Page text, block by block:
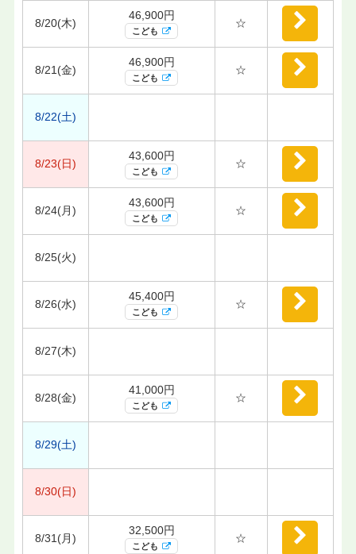
8/20(木)
46,900円
こども
☆
8/21(金)
46,900円
こども
☆
8/22(土)
8/23(日)
43,600円
こども
☆
8/24(月)
43,600円
こども
☆
8/25(火)
8/26(水)
45,400円
こども
☆
8/27(木)
8/28(金)
41,000円
こども
☆
8/29(土)
8/30(日)
8/31(月)
32,500円
こども
☆